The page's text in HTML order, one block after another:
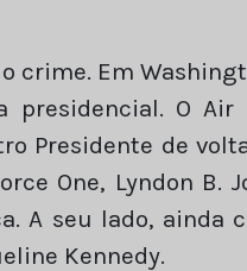
Em
O Air
Presidente de
One, Lyndon B.
A seu lado, ainda
Kennedy.